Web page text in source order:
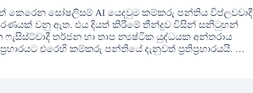
කෙරෙන සෝෂලිසම් AI යෙදවුම කම්කරු පන්තිය විප්ලවවාදී
වනු ඇත. එය දියත් කිරීමේ තීන්දුව විසින් සනිටුහන්
තර්ජන හා තාප න්‍යෂ්ටික යුද්ධයක අන්තරාය
එරෙහි කම්කරු පන්තියේ දැනුවත් ප්‍රතිප්‍රහාරයයි. …